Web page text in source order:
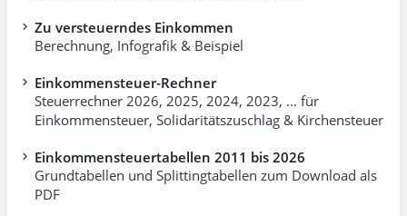
Zu versteuerndes Einkommen
Berechnung, Infografik & Beispiel
Einkommensteuer-Rechner
Steuerrechner 2026, 2025, 2024, 2023, ... für
Einkommen­steuer, Soli­dari­täts­zuschlag & Kirchensteuer
Einkommensteuertabellen 2011 bis 2026
Grundtabellen und Splittingtabellen zum Download als
PDF